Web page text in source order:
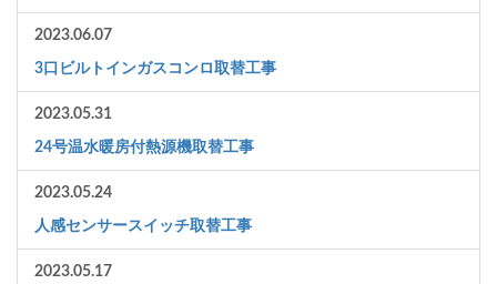
2023.06.07
3口ビルトインガスコンロ取替工事
2023.05.31
24号温水暖房付熱源機取替工事
2023.05.24
人感センサースイッチ取替工事
2023.05.17